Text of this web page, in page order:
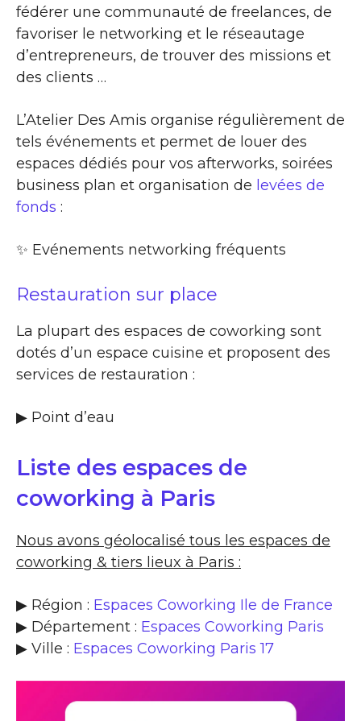
fédérer une communauté de freelances, de
favoriser le networking et le réseautage
d’entrepreneurs, de trouver des missions et
des clients …
L’Atelier Des Amis organise régulièrement de
tels événements et permet de louer des
espaces dédiés pour vos afterworks, soirées
business plan et organisation de levées de
fonds :
✨​ Evénements networking fréquents
Restauration sur place
La plupart des espaces de coworking sont
dotés d’un espace cuisine et proposent des
services de restauration :
▶​ Point d’eau
Liste des espaces de
coworking à Paris
Nous avons géolocalisé tous les espaces de
coworking & tiers lieux à Paris :
▶ Région : Espaces Coworking Ile de France
▶ Département : Espaces Coworking Paris
▶ Ville : Espaces Coworking Paris 17